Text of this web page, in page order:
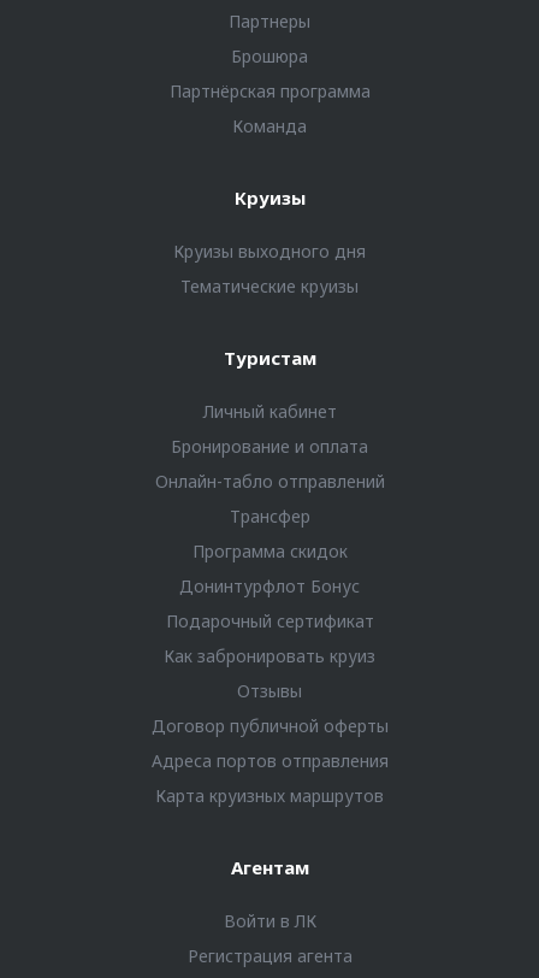
Партнеры
Брошюра
Партнёрская программа
Команда
Круизы
Круизы выходного дня
Тематические круизы
Туристам
Личный кабинет
Бронирование и оплата
Онлайн-табло отправлений
Трансфер
Программа скидок
Донинтурфлот Бонус
Подарочный сертификат
Как забронировать круиз
Отзывы
Договор публичной оферты
Адреса портов отправления
Карта круизных маршрутов
Агентам
Войти в ЛК
Регистрация агента